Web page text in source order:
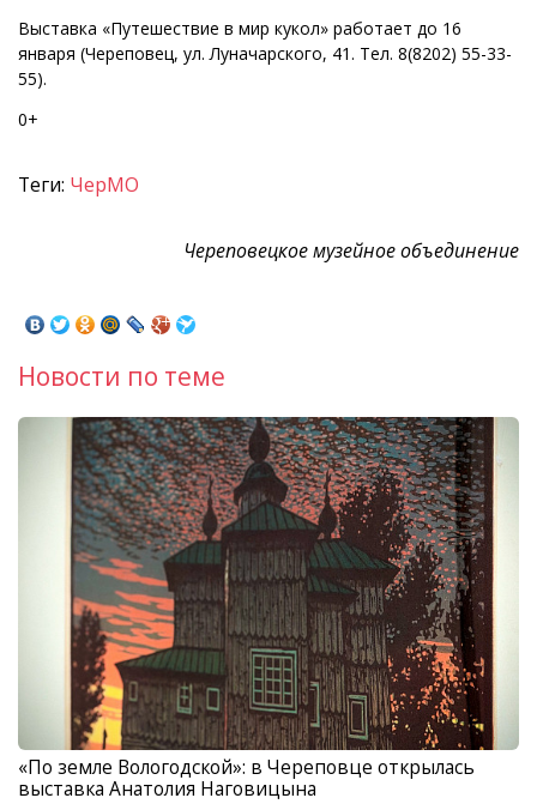
Выставка «Путешествие в мир кукол» работает до 16
января (Череповец, ул. Луначарского, 41. Тел. 8(8202) 55-33-
55).
0+
Теги: ЧерМО
Череповецкое музейное объединение
Новости по теме
«По земле Вологодской»: в Череповце открылась
выставка Анатолия Наговицына